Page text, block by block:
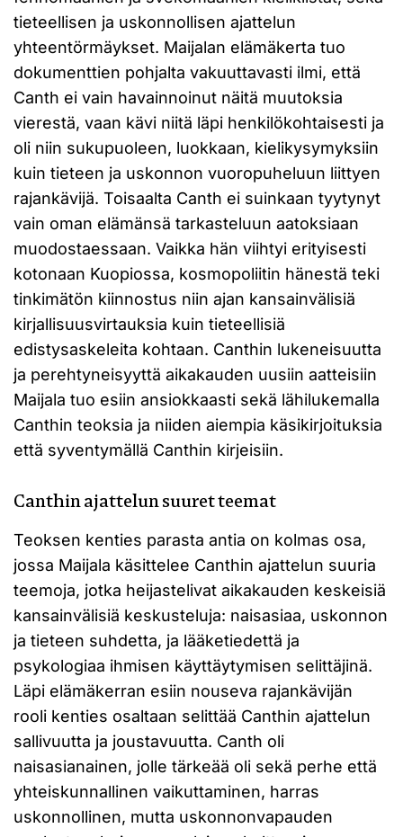
tieteellisen ja uskonnollisen ajattelun
yhteentörmäykset. Maijalan elämäkerta tuo
dokumenttien pohjalta vakuuttavasti ilmi, että
Canth ei vain havainnoinut näitä muutoksia
vierestä, vaan kävi niitä läpi henkilökohtaisesti ja
oli niin sukupuoleen, luokkaan, kielikysymyksiin
kuin tieteen ja uskonnon vuoropuheluun liittyen
rajankävijä. Toisaalta Canth ei suinkaan tyytynyt
vain oman elämänsä tarkasteluun aatoksiaan
muodostaessaan. Vaikka hän viihtyi erityisesti
kotonaan Kuopiossa, kosmopoliitin hänestä teki
tinkimätön kiinnostus niin ajan kansainvälisiä
kirjallisuusvirtauksia kuin tieteellisiä
edistysaskeleita kohtaan. Canthin lukeneisuutta
ja perehtyneisyyttä aikakauden uusiin aatteisiin
Maijala tuo esiin ansiokkaasti sekä lähilukemalla
Canthin teoksia ja niiden aiempia käsikirjoituksia
että syventymällä Canthin kirjeisiin.
Canthin ajattelun suuret teemat
Teoksen kenties parasta antia on kolmas osa,
jossa Maijala käsittelee Canthin ajattelun suuria
teemoja, jotka heijastelivat aikakauden keskeisiä
kansainvälisiä keskusteluja: naisasiaa, uskonnon
ja tieteen suhdetta, ja lääketiedettä ja
psykologiaa ihmisen käyttäytymisen selittäjinä.
Läpi elämäkerran esiin nouseva rajankävijän
rooli kenties osaltaan selittää Canthin ajattelun
sallivuutta ja joustavuutta. Canth oli
naisasianainen, jolle tärkeää oli sekä perhe että
yhteiskunnallinen vaikuttaminen, harras
uskonnollinen, mutta uskonnonvapauden